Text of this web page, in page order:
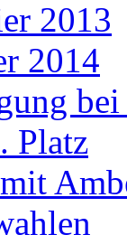
2013
2014
bei
Platz